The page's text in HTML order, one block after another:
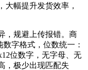
大幅提升发货效率，
规避上传报错。商
字格式，位数统一：
位数字，无字母、无
，极少出现匹配失